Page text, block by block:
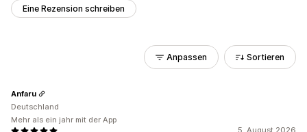
Eine Rezension schreiben
Anpassen Sortieren
5. August 2026
Anfaru
Deutschland
Mehr als ein jahr mit der App